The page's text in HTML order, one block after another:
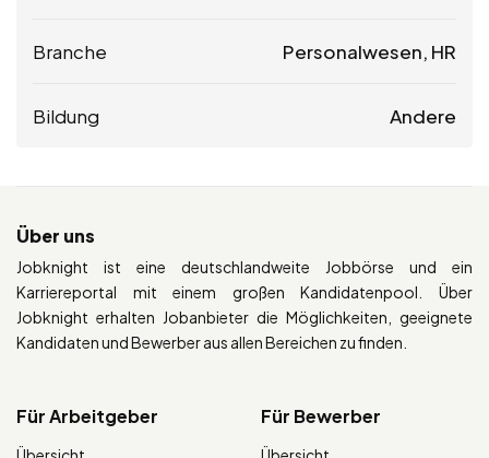
Branche Personalwesen, HR
Bildung Andere
Über uns
Jobknight ist eine deutschlandweite Jobbörse und ein
Karriereportal mit einem großen Kandidatenpool. Über
Jobknight erhalten Jobanbieter die Möglichkeiten, geeignete
Kandidaten und Bewerber aus allen Bereichen zu finden.
Für Arbeitgeber Für Bewerber